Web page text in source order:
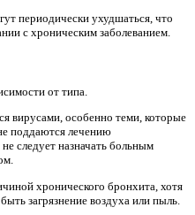
периодически ухудшаться, что
с хроническим заболеванием.
от типа.
вирусами, особенно теми, которые
поддаются лечению
следует назначать больным
хронического бронхита, хотя
загрязнение воздуха или пыль.